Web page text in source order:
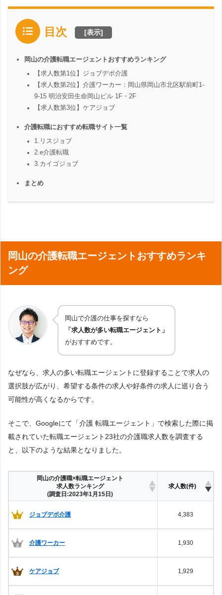
目次 [表示]
岡山の介護転職エージェントおすすめランキング
【求人数第1位】ジョブデポ介護
【求人数第2位】介護ワーカー：岡山県岡山市北区駅前町1-
9-15 明治安田生命岡山ビル 1F・2F
【求人数第3位】ケアジョブ
介護転職におすすめ転職サイト一覧
1.リスジョブ
2.e介護転職
3.カイゴジョブ
まとめ
岡山の介護転職エージェントおすすめランキ
ング
岡山で介護の仕事を探すなら
「求人数が多い転職エージェント」
がおすすめです。
なぜなら、求人の多い転職エージェントに登録することで求人の
選択肢が広がり、希望する条件の求人や好条件の求人に巡り合う
可能性が高くなるからです。
そこで、Googleにて「介護 転職エージェント」で検索した際に掲
載されていた転職エージェント23社の介護職求人数を調査する
と、以下のような結果となりました。
岡山の介護職×転職エージェント
求人数ランキング
(調査日:2023年1月15日)
求人数(件)
ジョブデポ介護 4,383
介護ワーカー 1,930
ケアジョブ 1,929